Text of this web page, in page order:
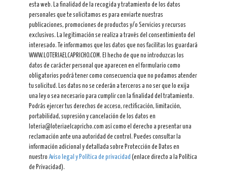
esta web. La finalidad de la recogida y tratamiento de los datos
personales que te solicitamos es para enviarte nuestras
publicaciones, promociones de productos y/o Servicios y recursos
exclusivos. La legitimación se realiza a través del consentimiento del
interesado. Te informamos que los datos que nos facilitas los guardará
WWW.LOTERIAELCAPRICHO.COM. El hecho de que no introduzcas los
datos de carácter personal que aparecen en el formulario como
obligatorios podrá tener como consecuencia que no podamos atender
tu solicitud. Los datos no se cederán a terceros a no ser que lo exija
una ley o sea necesario para cumplir con la finalidad del tratamiento.
Podrás ejercer tus derechos de acceso, rectificación, limitación,
portabilidad, supresión y cancelación de los datos en
loteria@loteriaelcapricho.com así como el derecho a presentar una
reclamación ante una autoridad de control. Puedes consultar la
información adicional y detallada sobre Protección de Datos en
nuestroAviso legal y Política de privacidad (enlace directo a la Política
de Privacidad).